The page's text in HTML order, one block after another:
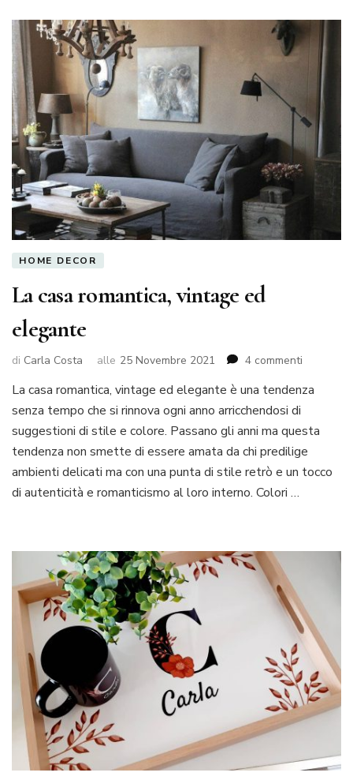
HOME DECOR
La casa romantica, vintage ed
elegante
di Carla Costa alle 25 Novembre 2021 4 commenti
casa
vintage
elegante
La casa romantica, vintage ed elegante è una tendenza
senza tempo che si rinnova ogni anno arricchendosi di
suggestioni di stile e colore. Passano gli anni ma questa
tendenza non smette di essere amata da chi predilige
ambienti delicati ma con una punta di stile retrò e un tocco
di autenticità e romanticismo al loro interno. Colori …